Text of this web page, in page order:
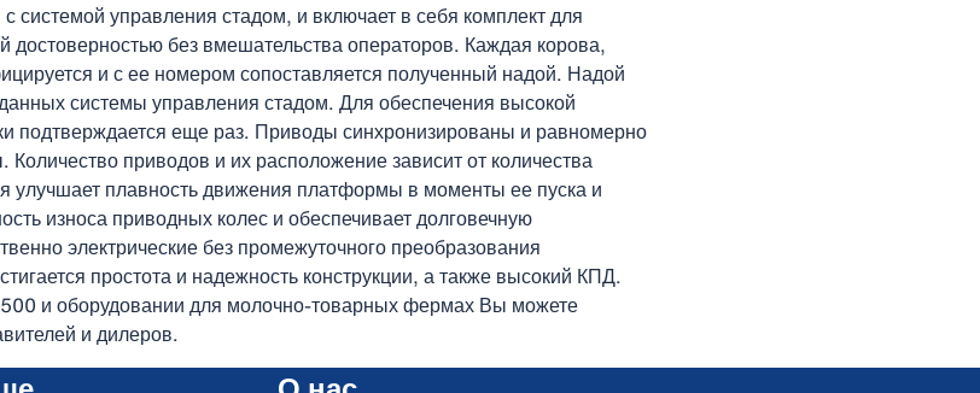
системой управления стадом, и включает в себя комплект для
без вмешательства операторов. Каждая корова,
и с ее номером сопоставляется полученный надой. Надой
системы управления стадом. Для обеспечения высокой
подтверждается еще раз. Приводы синхронизированы и равномерно
приводов и их расположение зависит от количества
улучшает плавность движения платформы в моменты ее пуска и
износа приводных колес и обеспечивает долговечную
электрические без промежуточного преобразования
простота и надежность конструкции, а также высокий КПД.
и оборудовании для молочно-товарных фермах Вы можете
и дилеров.